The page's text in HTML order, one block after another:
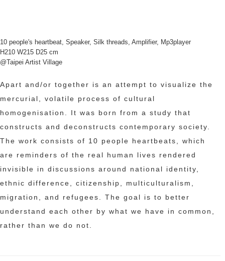
10 people's heartbeat, Speaker, Silk threads, Amplifier, Mp3player
H210 W215 D25 cm
@Taipei Artist Village
Apart and/or together is an attempt to visualize the
mercurial, volatile process of cultural
homogenisation. It was born from a study that
constructs and deconstructs contemporary society.
The work consists of 10 people heartbeats, which
are reminders of the real human lives rendered
invisible in discussions around national identity,
ethnic difference, citizenship, multiculturalism,
migration, and refugees. The goal is to better
understand each other by what we have in common,
rather than we do not.